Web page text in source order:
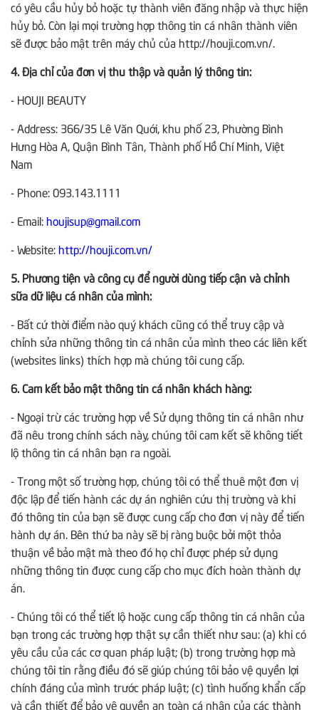
có yêu cầu hủy bỏ hoặc tự thành viên đăng nhập và thực hiện
hủy bỏ. Còn lại mọi trường hợp thông tin cá nhân thành viên
sẽ được bảo mật trên máy chủ của http://houji.com.vn/.
4. Địa chỉ của đơn vị thu thập và quản lý thông tin:
- HOUJI BEAUTY
- Address: 366/35 Lê Văn Quới, khu phố 23, Phường Bình
Hưng Hòa A, Quận Bình Tân, Thành phố Hồ Chí Minh, Việt
Nam
- Phone: 093.143.1111
- Email:houjisup@gmail.com
- Website:http://houji.com.vn/
5. Phương tiện và công cụ để người dùng tiếp cận và chỉnh
sữa dữ liệu cá nhân của mình:
- Bất cứ thời điểm nào quý khách cũng có thể truy cập và
chỉnh sửa những thông tin cá nhân của mình theo các liên kết
(websites links) thích hợp mà chúng tôi cung cấp.
6. Cam kết bảo mật thông tin cá nhân khách hàng:
- Ngoại trừ các trường hợp về Sử dụng thông tin cá nhân như
đã nêu trong chính sách này, chúng tôi cam kết sẽ không tiết
lộ thông tin cá nhân bạn ra ngoài.
- Trong một số trường hợp, chúng tôi có thể thuê một đơn vị
độc lập để tiến hành các dự án nghiên cứu thị trường và khi
đó thông tin của bạn sẽ được cung cấp cho đơn vị này để tiến
hành dự án. Bên thứ ba này sẽ bị ràng buộc bởi một thỏa
thuận về bảo mật mà theo đó họ chỉ được phép sử dụng
những thông tin được cung cấp cho mục đích hoàn thành dự
án.
- Chúng tôi có thể tiết lộ hoặc cung cấp thông tin cá nhân của
bạn trong các trường hợp thật sự cần thiết như sau: (a) khi có
yêu cầu của các cơ quan pháp luật; (b) trong trường hợp mà
chúng tôi tin rằng điều đó sẽ giúp chúng tôi bảo vệ quyền lợi
chính đáng của mình trước pháp luật; (c) tình huống khẩn cấp
và cần thiết để bảo vệ quyền an toàn cá nhân của các thành